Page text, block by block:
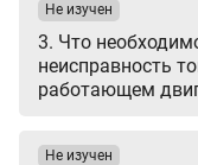
3. Что
неисправность
работающем
Не изучен
Не изучен